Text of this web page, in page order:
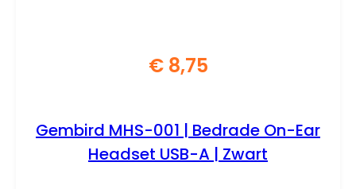
€8,75
Gembird MHS-001 | Bedrade On-Ear
Headset USB-A | Zwart